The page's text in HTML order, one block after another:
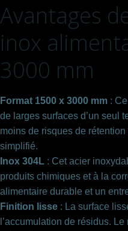
Avantages
inox
3000 mm
Format 1500 x 3000 mm :
de larges surfaces d’un seul
moins de risques de
simplifié.
Inox 304L : Cet acier
produits chimiques et à la
alimentaire durable et un
Finition lisse : La surface
l’accumulation de résidus.